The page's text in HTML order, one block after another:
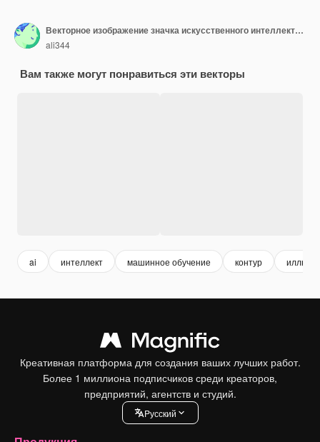
Векторное изображение значка искусственного интеллекта может быть использовано для экономики
ali344
Вам также могут понравиться эти векторы
ai интеллект машинное обучение контур
Креативная платформа для создания ваших лучших работ.
Более 1 миллиона подписчиков среди креаторов,
предприятий, агентств и студий.
Pусский